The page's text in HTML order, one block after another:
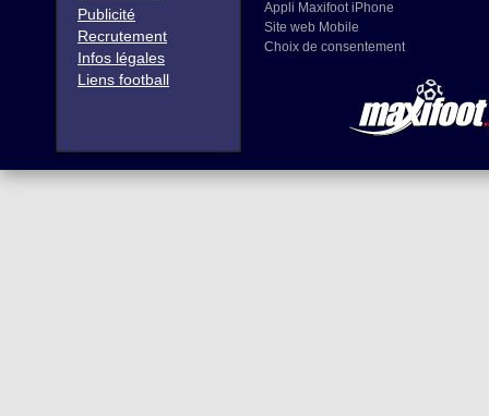
Publicité
Recrutement
Infos légales
Liens football
Appli Maxifoot iPhone
Site web Mobile
Choix de consentement